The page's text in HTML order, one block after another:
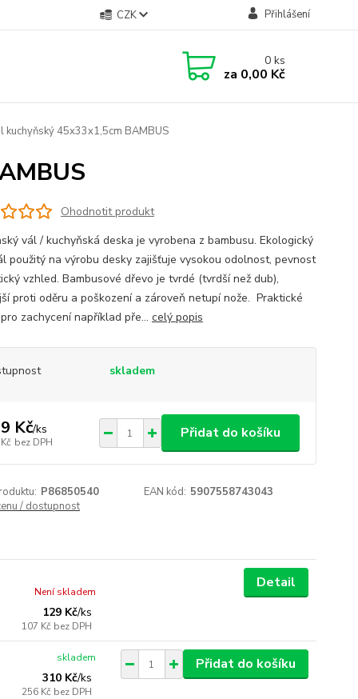
CZK Přihlášení
0ks
za 0,00 Kč
kuchyňský 45x33x1,5cm BAMBUS
Ohodnotit produkt
vál / kuchyňská deska je vyrobena z bambusu. Ekologický
použitý na výrobu desky zajišťuje vysokou odolnost, pevnost
vzhled. Bambusové dřevo je tvrdé (tvrdší než dub),
proti oděru a poškození a zároveň netupí nože. Praktické
zachycení například pře... celý popis
skladem
Kč/ks
bez DPH
Přidat do košíku
P86850540 EAN kód: 5907558743043
/ dostupnost
129 Kč/ks
107 Kč bez DPH
Není skladem
Detail
310 Kč/ks
256 Kč bez DPH
skladem Přidat do košíku